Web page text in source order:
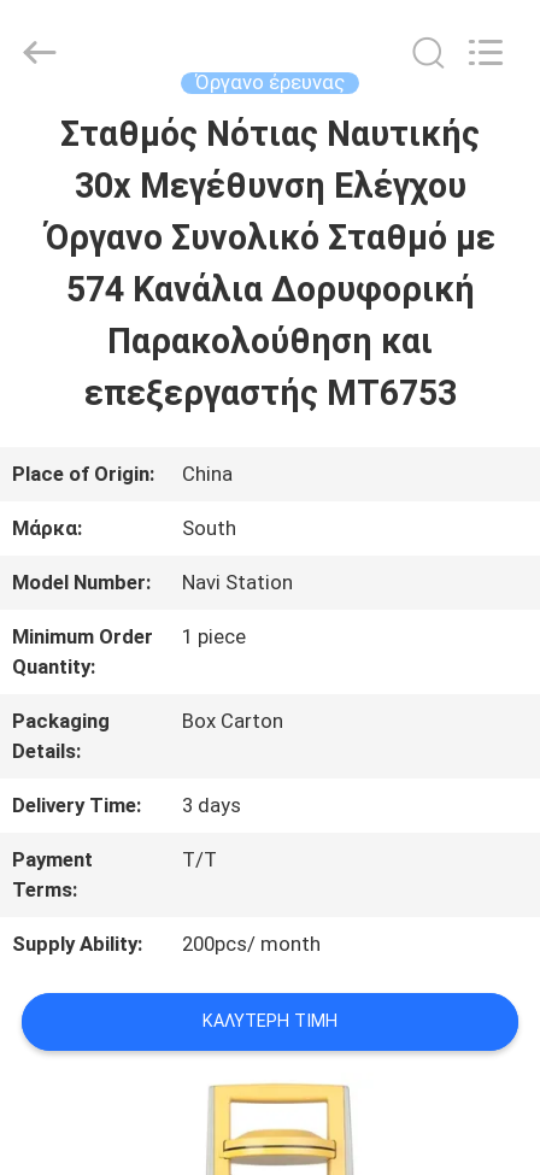
ΣΠΊΤΙ
ΠΡΟΪΌΝΤΑ
ΠΕΡΊΠΟΥ
ΠΟΙΟΤΙΚΌΣ
ΈΛΕΓΧΟΣ
ΜΑΣ
ΕΠΑΦΉ
ΜΕ
ΖΗΤΉΣΤΕ
Survey
Instrument
Όργανο έρευνας
Σταθμός Νότιας Ναυτικής
30x Μεγέθυνση Ελέγχου
Όργανο Συνολικό Σταθμό με
574 Κανάλια Δορυφορική
Παρακολούθηση και
επεξεργαστής MT6753
Place of Origin: China
Μάρκα: South
Model Number: Navi Station
Minimum Order
Quantity:
1 piece
Packaging
Details:
Box Carton
Delivery Time: 3 days
Payment
Terms:
T/T
Supply Ability: 200pcs/ month
ΚΑΛΎΤΕΡΗ ΤΙΜΉ